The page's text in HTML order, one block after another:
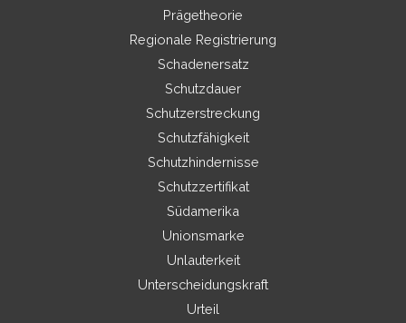
Prägetheorie
Regionale Registrierung
Schadenersatz
Schutzdauer
Schutzerstreckung
Schutzfähigkeit
Schutzhindernisse
Schutzzertifikat
Südamerika
Unionsmarke
Unlauterkeit
Unterscheidungskraft
Urteil